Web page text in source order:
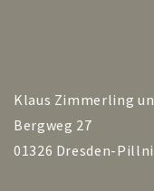
Klaus Zimmerling
Bergweg 27
01326 Dresden-